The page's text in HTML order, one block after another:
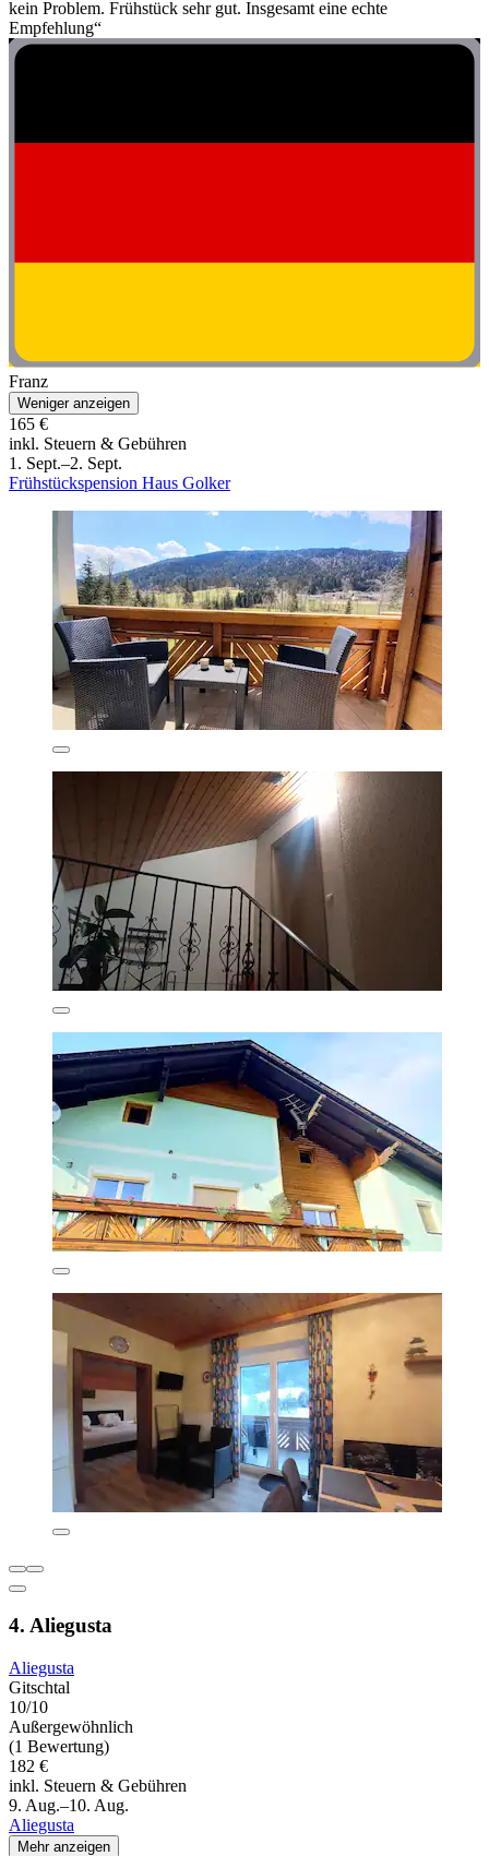
kein Problem. Frühstück sehr gut. Insgesamt eine echte
Empfehlung“
Franz
Weniger anzeigen
165 €
inkl. Steuern & Gebühren
1. Sept.–2. Sept.
Frühstückspension Haus Golker
4. Aliegusta
Aliegusta
Gitschtal
10/10
Außergewöhnlich
(1 Bewertung)
182 €
inkl. Steuern & Gebühren
9. Aug.–10. Aug.
Aliegusta
Mehr anzeigen